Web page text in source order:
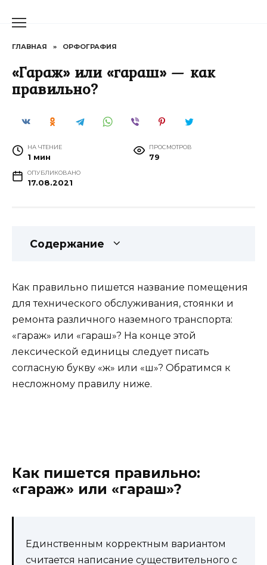
ГЛАВНАЯ » ОРФОГРАФИЯ
«Гараж» или «гараш» — как
правильно?
НА ЧТЕНИЕ
1 мин
ПРОСМОТРОВ
79
ОПУБЛИКОВАНО
17.08.2021
Содержание
Как правильно пишется название помещения
для технического обслуживания, стоянки и
ремонта различного наземного транспорта:
«гараж» или «гараш»? На конце этой
лексической единицы следует писать
согласную букву «ж» или «ш»? Обратимся к
несложному правилу ниже.
Как пишется правильно:
«гараж» или «гараш»?
Единственным корректным вариантом
считается написание существительного с